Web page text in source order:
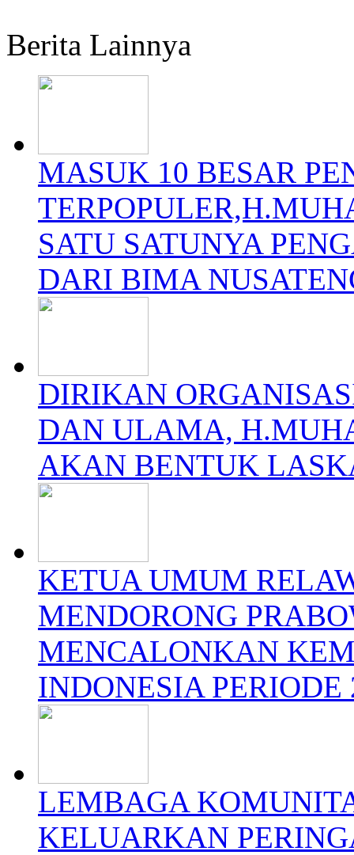
Berita Lainnya
MASUK 10 BESAR
SATU SATUNYA
DARI BIMA
DIRIKAN
DAN ULAMA,
AKAN BENTUK
KETUA UMUM
MENDORONG
MENCALONKAN
INDONESIA PERIODE
LEMBAGA
KELUARKAN